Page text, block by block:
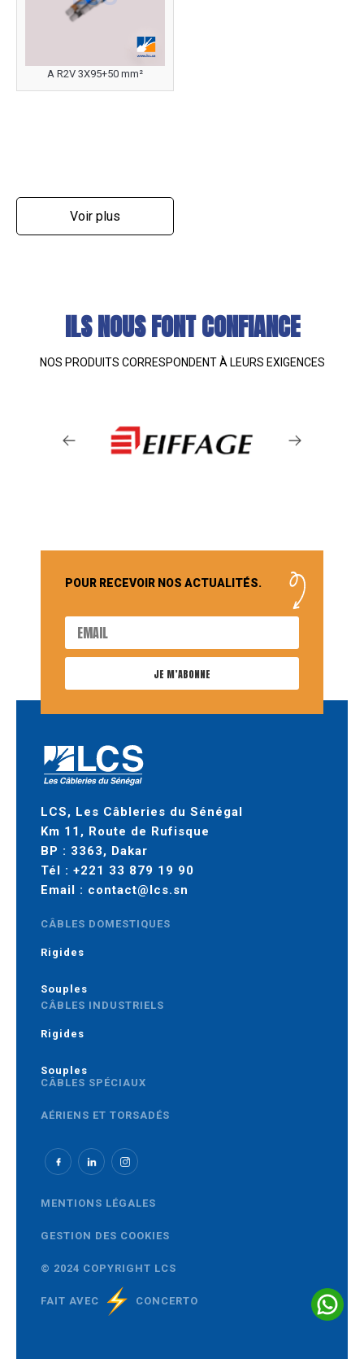
A R2V 3X95+50 mm²
Voir plus
ILS NOUS FONT CONFIANCE
NOS PRODUITS CORRESPONDENT À LEURS EXIGENCES
POUR RECEVOIR NOS ACTUALITÉS.
JE M’ABONNE
LCS, Les Câbleries du Sénégal
Km 11, Route de Rufisque
BP : 3363, Dakar
Tél : +221 33 879 19 90
Email : contact@lcs.sn
CÂBLES DOMESTIQUES
Rigides
Souples
CÂBLES INDUSTRIELS
Rigides
Souples
CÂBLES SPÉCIAUX
AÉRIENS ET TORSADÉS
MOYENNE TENSION
MENTIONS LÉGALES
GESTION DES COOKIES
© 2024 COPYRIGHT LCS
FAIT AVEC CONCERTO